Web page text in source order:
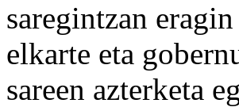
saregintzan
elkarte eta
sareen azterketa